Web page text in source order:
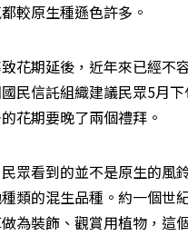
較原生種遜色許多。
花期延後，近年來已經不
民信託組織建議民眾5月
花期要晚了兩個禮拜。
眾看到的並不是原生的風
類的混生品種。約一個世
為裝飾、觀賞用植物，這